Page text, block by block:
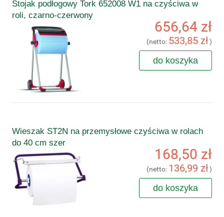
Stojak podłogowy Tork 652008 W1 na czyściwa w
roli, czarno-czerwony
656,64 zł
(netto: 533,85 zł)
do koszyka
Wieszak ST2N na przemysłowe czyściwa w rolach
do 40 cm szer
168,50 zł
(netto: 136,99 zł)
do koszyka